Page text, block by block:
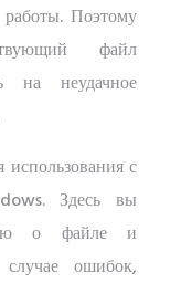
Поэтому
файл
на неудачное
с
Здесь вы
о файле и
ошибок,